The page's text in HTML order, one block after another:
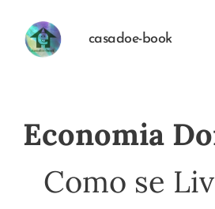
casadoe-book
Economia
Como se